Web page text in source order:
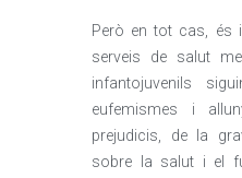
Però en tot cas, és
serveis de salut
infantojuvenils
eufemismes i
prejudicis, de la
sobre la salut i el